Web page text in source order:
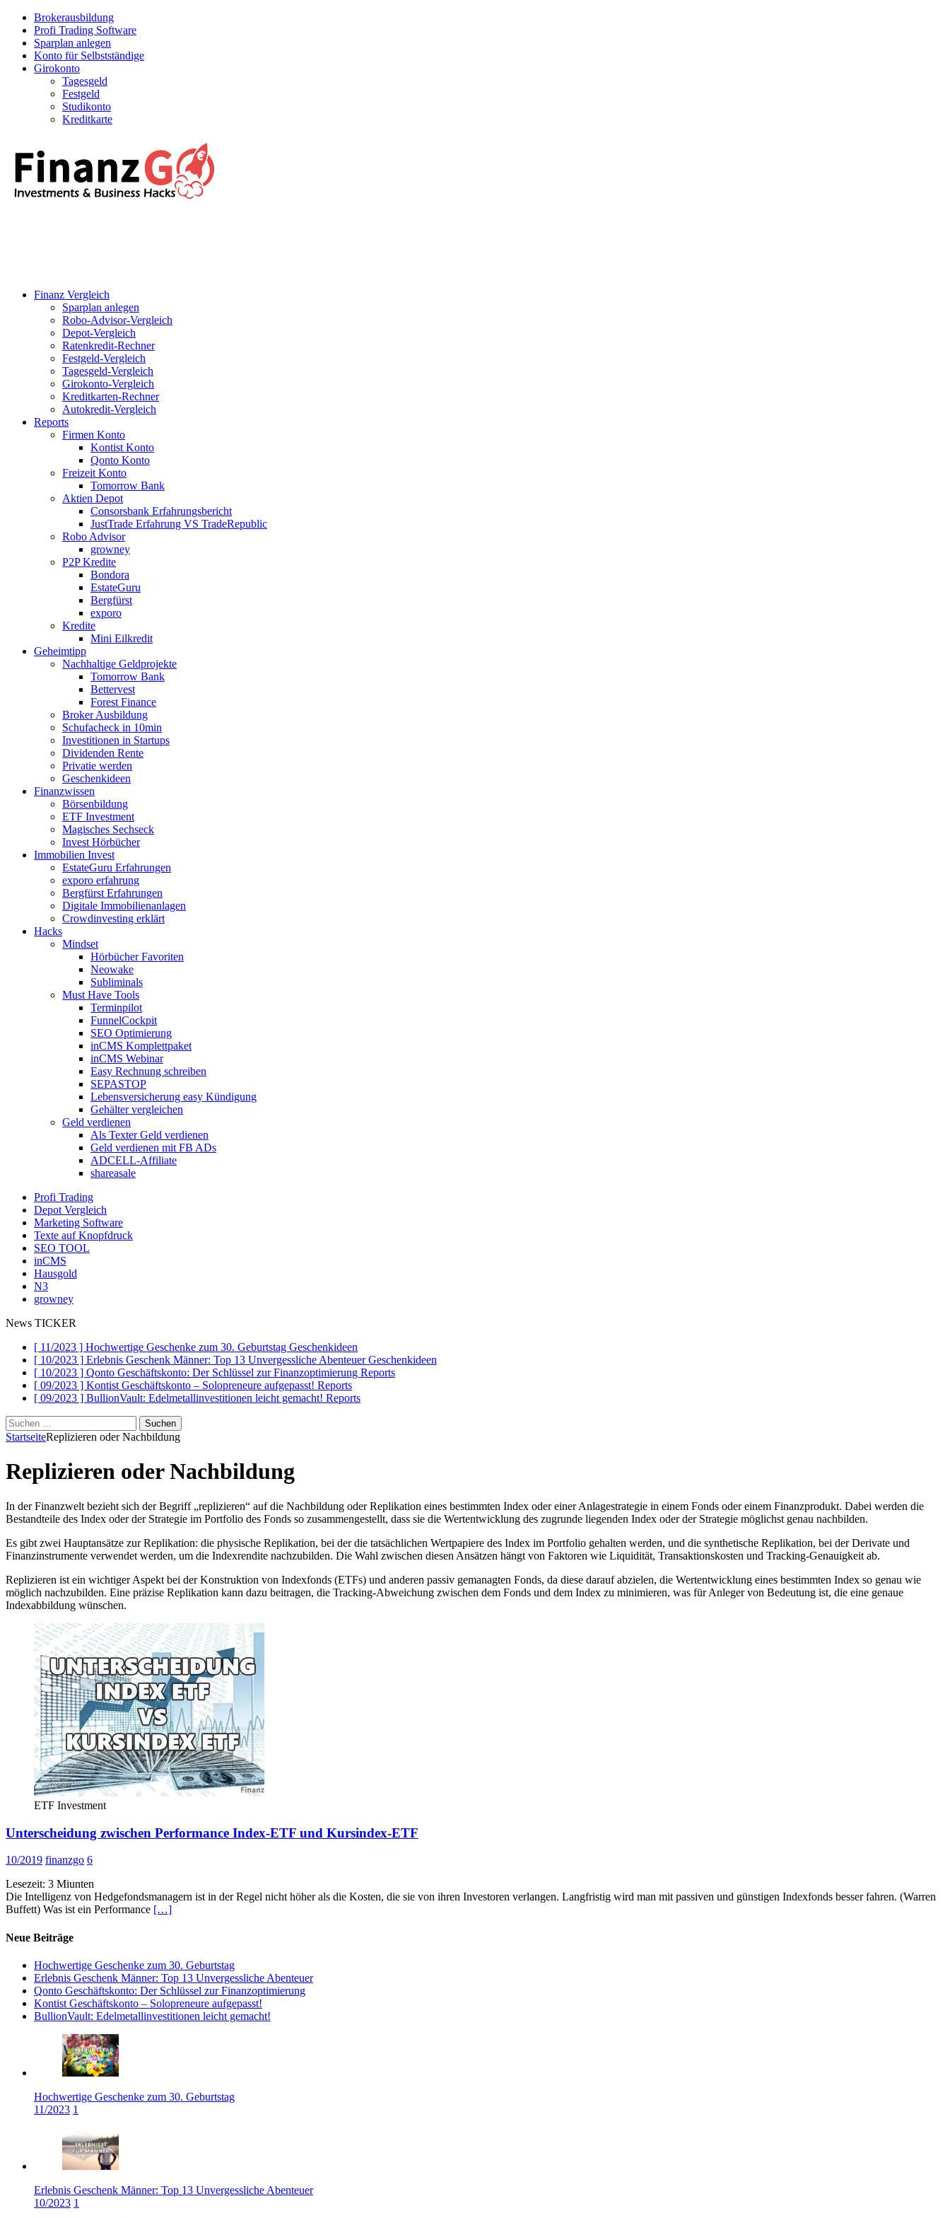
Brokerausbildung
Profi Trading Software
Sparplan anlegen
Konto für Selbstständige
Girokonto
Tagesgeld
Festgeld
Studikonto
Kreditkarte
Finanz Vergleich
Sparplan anlegen
Robo-Advisor-Vergleich
Depot-Vergleich
Ratenkredit-Rechner
Festgeld-Vergleich
Tagesgeld-Vergleich
Girokonto-Vergleich
Kreditkarten-Rechner
Autokredit-Vergleich
Reports
Firmen Konto
Kontist Konto
Qonto Konto
Freizeit Konto
Tomorrow Bank
Aktien Depot
Consorsbank Erfahrungsbericht
JustTrade Erfahrung VS TradeRepublic
Robo Advisor
growney
P2P Kredite
Bondora
EstateGuru
Bergfürst
exporo
Kredite
Mini Eilkredit
Geheimtipp
Nachhaltige Geldprojekte
Tomorrow Bank
Bettervest
Forest Finance
Broker Ausbildung
Schufacheck in 10min
Investitionen in Startups
Dividenden Rente
Privatie werden
Geschenkideen
Finanzwissen
Börsenbildung
ETF Investment
Magisches Sechseck
Invest Hörbücher
Immobilien Invest
EstateGuru Erfahrungen
exporo erfahrung
Bergfürst Erfahrungen
Digitale Immobilienanlagen
Crowdinvesting erklärt
Hacks
Mindset
Hörbücher Favoriten
Neowake
Subliminals
Must Have Tools
Terminpilot
FunnelCockpit
SEO Optimierung
inCMS Komplettpaket
inCMS Webinar
Easy Rechnung schreiben
SEPASTOP
Lebensversicherung easy Kündigung
Gehälter vergleichen
Geld verdienen
Als Texter Geld verdienen
Geld verdienen mit FB ADs
ADCELL-Affiliate
shareasale
Profi Trading
Depot Vergleich
Marketing Software
Texte auf Knopfdruck
SEO TOOL
inCMS
Hausgold
N3
growney
News TICKER
[ 11/2023 ] Hochwertige Geschenke zum 30. Geburtstag Geschenkideen
[ 10/2023 ] Erlebnis Geschenk Männer: Top 13 Unvergessliche AbenteuerGeschenkideen
[ 10/2023 ] Qonto Geschäftskonto: Der Schlüssel zur Finanzoptimierung Reports
[ 09/2023 ] Kontist Geschäftskonto – Solopreneure aufgepasst! Reports
[ 09/2023 ] BullionVault: Edelmetallinvestitionen leicht gemacht! Reports
Suchen
nach:
StartseiteReplizieren oder Nachbildung
Replizieren oder Nachbildung
In der Finanzwelt bezieht sich der Begriff „replizieren“ auf die Nachbildung oder Replikation eines bestimmten Index oder einer Anlagestrategie in einem Fonds oder einem Finanzprodukt. Dabei werden die
Bestandteile des Index oder der Strategie im Portfolio des Fonds so zusammengestellt, dass sie die Wertentwicklung des zugrunde liegenden Index oder der Strategie möglichst genau nachbilden.
Es gibt zwei Hauptansätze zur Replikation: die physische Replikation, bei der die tatsächlichen Wertpapiere des Index im Portfolio gehalten werden, und die synthetische Replikation, bei der Derivate und
Finanzinstrumente verwendet werden, um die Indexrendite nachzubilden. Die Wahl zwischen diesen Ansätzen hängt von Faktoren wie Liquidität, Transaktionskosten und Tracking-Genauigkeit ab.
Replizieren ist ein wichtiger Aspekt bei der Konstruktion von Indexfonds (ETFs) und anderen passiv gemanagten Fonds, da diese darauf abzielen, die Wertentwicklung eines bestimmten Index so genau wie
möglich nachzubilden. Eine präzise Replikation kann dazu beitragen, die Tracking-Abweichung zwischen dem Fonds und dem Index zu minimieren, was für Anleger von Bedeutung ist, die eine genaue
Indexabbildung wünschen.
ETF Investment
Unterscheidung zwischen Performance Index-ETF und Kursindex-ETF
10/2019 finanzgo 6
Lesezeit: 3 Miunten
Die Intelligenz von Hedgefondsmanagern ist in der Regel nicht höher als die Kosten, die sie von ihren Investoren verlangen. Langfristig wird man mit passiven und günstigen Indexfonds besser fahren. (Warren
Buffett) Was ist ein Performance […]
Neue Beiträge
Hochwertige Geschenke zum 30. Geburtstag
Erlebnis Geschenk Männer: Top 13 Unvergessliche Abenteuer
Qonto Geschäftskonto: Der Schlüssel zur Finanzoptimierung
Kontist Geschäftskonto – Solopreneure aufgepasst!
BullionVault: Edelmetallinvestitionen leicht gemacht!
Hochwertige Geschenke zum 30. Geburtstag
11/2023 1
Erlebnis Geschenk Männer: Top 13 Unvergessliche Abenteuer
10/2023 1